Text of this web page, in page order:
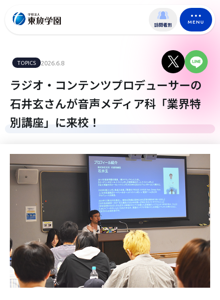
訪問者別 MENU
TOPICS 2026.6.8
ラジオ・コンテンツプロデューサーの
石井玄さんが音声メディア科「業界特
別講座」に来校！